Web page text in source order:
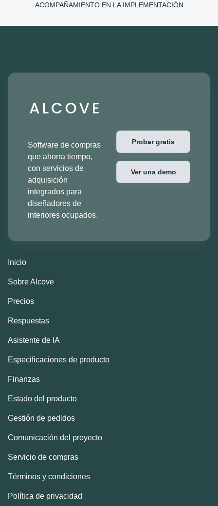
ACOMPAÑAMIENTO EN LA IMPLEMENTACIÓN
Software de compras
que ahorra tiempo,
con servicios de
adquisición
integrados para
diseñadores de
interiores ocupados.
Probar gratis
Ver una demo
Inicio
Sobre Alcove
Precios
Respuestas
Asistente de IA
Especificaciones de producto
Finanzas
Estado del producto
Gestión de pedidos
Comunicación del proyecto
Servicio de compras
Términos y condiciones
Política de privacidad